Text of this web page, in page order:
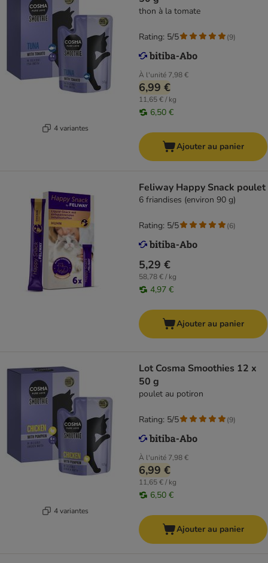
4 variantes
thon à la tomate
À l'unité 7,98 €
6,99 €
11,65 € / kg
6,50 €
Rating: 5/5 (9)
Ajouter au panier
Feliway Happy Snack poulet
6 friandises (environ 90 g)
5,29 €
58,78 € / kg
4,97 €
Rating: 5/5 (6)
Ajouter au panier
4 variantes
Lot Cosma Smoothies 12 x
50 g
poulet au potiron
À l'unité 7,98 €
6,99 €
11,65 € / kg
6,50 €
Rating: 5/5 (9)
Ajouter au panier